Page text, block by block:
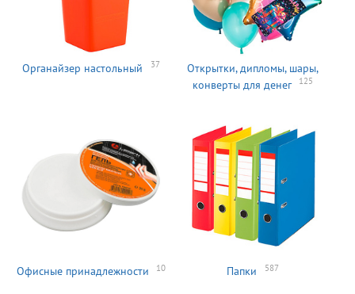
Органайзер настольный 37
Открытки, дипломы, шары,
конверты для денег
125
Офисные принадлежности 10 Папки 587